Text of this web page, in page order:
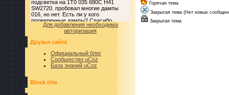
Для добавления необходима
авторизация
Друзья сайта
Официальный блог
Сообщество uCoz
База знаний uCoz
Block title
Горячая тема
Закрытая тема (Нет новых
Закрытая тема